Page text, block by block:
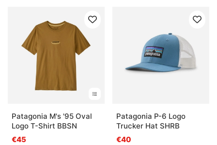
Patagonia M's '95 Oval
Logo T-Shirt BBSN
€45
Patagonia P-6 Logo
Trucker Hat SHRB
€40